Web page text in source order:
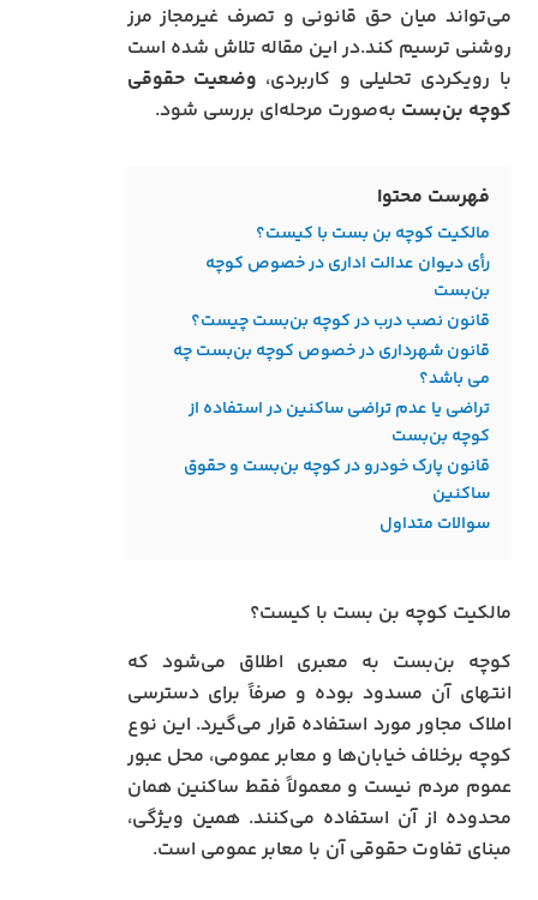
می‌تواند میان حق قانونی و تصرف غیرمجاز مرز
روشنی ترسیم کند.در این مقاله تلاش شده است
با رویکردی تحلیلی و کاربردی، وضعیت حقوقی
کوچه بن‌بست به‌صورت مرحله‌ای بررسی شود.
فهرست محتوا
مالکیت کوچه بن‌ بست با کیست؟
رأی دیوان عدالت اداری در خصوص کوچه
بن‌بست
قانون نصب درب در کوچه بن‌بست چیست؟
قانون شهرداری در خصوص کوچه بن‌بست چه
می باشد؟
تراضی یا عدم تراضی ساکنین در استفاده از
کوچه بن‌بست
قانون پارک خودرو در کوچه بن‌بست و حقوق
ساکنین
سوالات متداول
مالکیت کوچه بن‌ بست با کیست؟
کوچه بن‌بست به معبری اطلاق می‌شود که
انتهای آن مسدود بوده و صرفاً برای دسترسی
املاک مجاور مورد استفاده قرار می‌گیرد. این نوع
کوچه برخلاف خیابان‌ها و معابر عمومی، محل عبور
عموم مردم نیست و معمولاً فقط ساکنین همان
محدوده از آن استفاده می‌کنند. همین ویژگی،
مبنای تفاوت حقوقی آن با معابر عمومی است.